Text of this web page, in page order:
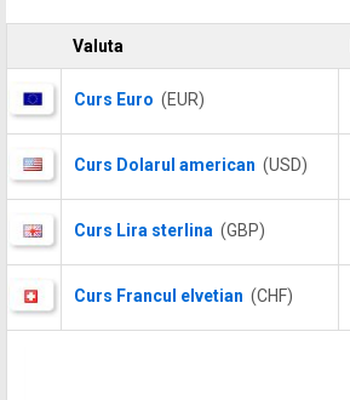
Valuta
Curs Euro (EUR)
Curs Dolarul american (USD)
Curs Lira sterlina (GBP)
Curs Francul elvetian (CHF)